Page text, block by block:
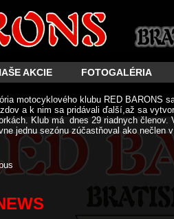
AKCIE FOTOGALÉRIA
motocyklového klubu RED BARONS
a k nim sa pridávali ďalší,až sa
Klub má dnes 29 riadnych
jednu sezónu zúčastňoval ako nečlen